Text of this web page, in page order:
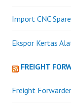
Import CNC
Ekspor Kertas
FREIGHT
Freight